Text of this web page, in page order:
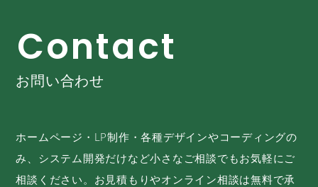
Contact
お問い合わせ
ホームページ・LP制作・各種デザインやコーディングの
み、システム開発だけなど小さなご相談でもお気軽にご
相談ください。お見積もりやオンライン相談は無料で承